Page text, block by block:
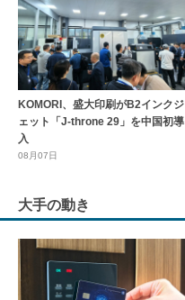
KOMORI、盛大印刷がB2インクジ
ェット「J-throne 29」を中国初導
入
08月07日
大手の動き